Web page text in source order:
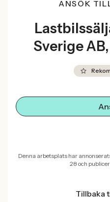
ANSÖK
Sverige
Denna arbetsplats har
28 och
Tillbaka